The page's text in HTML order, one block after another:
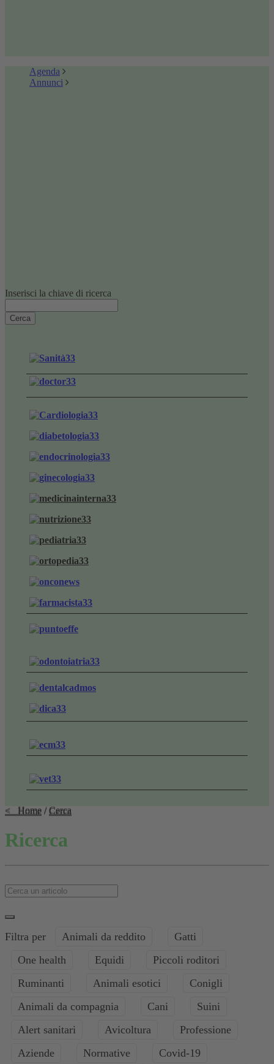
Agenda
Annunci
Inserisci la chiave di ricerca
Cerca
< Home / Cerca
< Home / Cerca
Ricerca
Filtra per Animali da reddito
Gatti
One health
Equidi
Piccoli roditori
Ruminanti
Animali esotici
Conigli
Animali da compagnia
Cani
Suini
Alert sanitari
Avicoltura
Professione
Aziende
Normative
Covid-19